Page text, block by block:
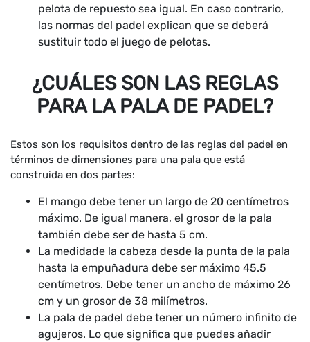
pelota de repuesto sea igual. En caso contrario,
las normas del padel explican que se deberá
sustituir todo el juego de pelotas.
¿CUÁLES SON LAS REGLAS
PARA LA PALA DE PADEL?
Estos son los requisitos dentro de las reglas del padel en
términos de dimensiones para una pala que está
construida en dos partes:
El mango debe tener un largo de 20 centímetros
máximo. De igual manera, el grosor de la pala
también debe ser de hasta 5 cm.
La medidade la cabeza desde la punta de la pala
hasta la empuñadura debe ser máximo 45.5
centímetros. Debe tener un ancho de máximo 26
cm y un grosor de 38 milímetros.
La pala de padel debe tener un número infinito de
agujeros. Lo que significa que puedes añadir